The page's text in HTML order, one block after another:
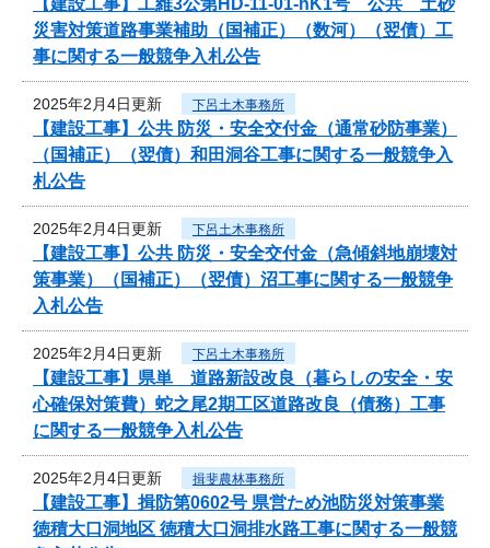
災害対策道路事業補助（国補正）（数河）（翌債）工
事に関する一般競争入札公告
2025年2月4日更新 下呂土木事務所
【建設工事】公共 防災・安全交付金（通常砂防事業）
（国補正）（翌債）和田洞谷工事に関する一般競争入
札公告
2025年2月4日更新 下呂土木事務所
【建設工事】公共 防災・安全交付金（急傾斜地崩壊対
策事業）（国補正）（翌債）沼工事に関する一般競争
入札公告
2025年2月4日更新 下呂土木事務所
【建設工事】県単 道路新設改良（暮らしの安全・安
心確保対策費）蛇之尾2期工区道路改良（債務）工事
に関する一般競争入札公告
2025年2月4日更新 揖斐農林事務所
【建設工事】揖防第0602号 県営ため池防災対策事業
徳積大口洞地区 徳積大口洞排水路工事に関する一般競